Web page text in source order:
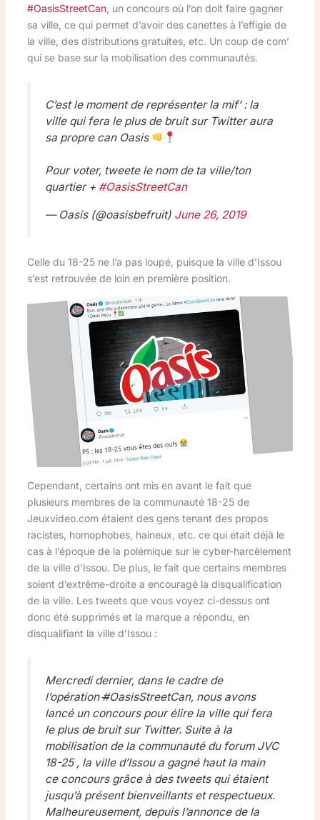
#OasisStreetCan, un concours où l’on doit faire gagner
sa ville, ce qui permet d’avoir des canettes à l’effigie de
la ville, des distributions gratuites, etc. Un coup de com’
qui se base sur la mobilisation des communautés.
C’est le moment de représenter la mif’ : la
ville qui fera le plus de bruit sur Twitter aura
sa propre can Oasis
Pour voter, tweete le nom de ta ville/ton
quartier + #OasisStreetCan
— Oasis (@oasisbefruit) June 26, 2019
Celle du 18-25 ne l’a pas loupé, puisque la ville d’Issou
s’est retrouvée de loin en première position.
Cependant, certains ont mis en avant le fait que
plusieurs membres de la communauté 18-25 de
Jeuxvideo.com étaient des gens tenant des propos
racistes, homophobes, haineux, etc. ce qui était déjà le
cas à l’époque de la polémique sur le cyber-harcèlement
de la ville d’Issou. De plus, le fait que certains membres
soient d’extrême-droite a encouragé la disqualification
de la ville. Les tweets que vous voyez ci-dessus ont
donc été supprimés et la marque a répondu, en
disqualifiant la ville d’Issou :
Mercredi dernier, dans le cadre de
l’opération#OasisStreetCan, nous avons
lancé un concours pour élire la ville qui fera
le plus de bruit sur Twitter. Suite à la
mobilisation de la communauté du forum JVC
18-25 , la ville d’Issou a gagné haut la main
ce concours grâce à des tweets qui étaient
jusqu’à présent bienveillants et respectueux.
Malheureusement, depuis l’annonce de la